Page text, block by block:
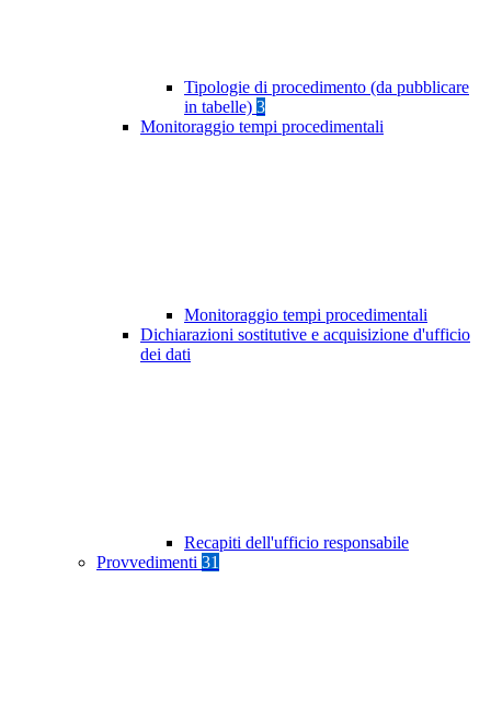
Tipologie di procedimento (da pubblicare
in tabelle) 3
Monitoraggio tempi procedimentali
Monitoraggio tempi procedimentali
Dichiarazioni sostitutive e acquisizione d'ufficio
dei dati
Recapiti dell'ufficio responsabile
Provvedimenti 31